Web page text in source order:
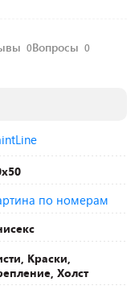
0Вопросы 0
по номерам
Краски,
Холст